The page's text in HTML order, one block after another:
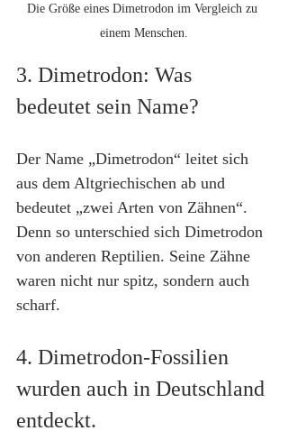
Die Größe eines Dimetrodon im Vergleich zu
einem Menschen.
3. Dimetrodon: Was
bedeutet sein Name?
Der Name „Dimetrodon“ leitet sich
aus dem Altgriechischen ab und
bedeutet „zwei Arten von Zähnen“.
Denn so unterschied sich Dimetrodon
von anderen Reptilien. Seine Zähne
waren nicht nur spitz, sondern auch
scharf.
4. Dimetrodon-Fossilien
wurden auch in Deutschland
entdeckt.